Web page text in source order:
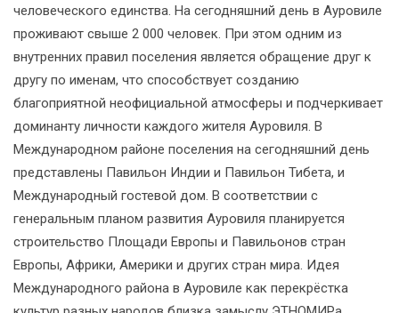
человеческого единства. На сегодняшний день в Ауровиле
проживают свыше 2 000 человек. При этом одним из
внутренних правил поселения является обращение друг к
другу по именам, что способствует созданию
благоприятной неофициальной атмосферы и подчеркивает
доминанту личности каждого жителя Ауровиля. В
Международном районе поселения на сегодняшний день
представлены Павильон Индии и Павильон Тибета, и
Международный гостевой дом. В соответствии с
генеральным планом развития Ауровиля планируется
строительство Площади Европы и Павильонов стран
Европы, Африки, Америки и других стран мира. Идея
Международного района в Ауровиле как перекрёстка